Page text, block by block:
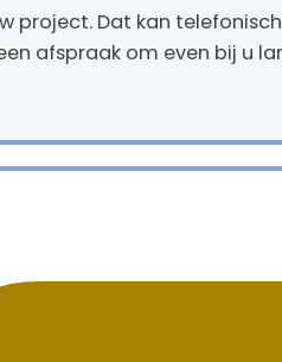
project. Dat kan
afspraak om even bij u